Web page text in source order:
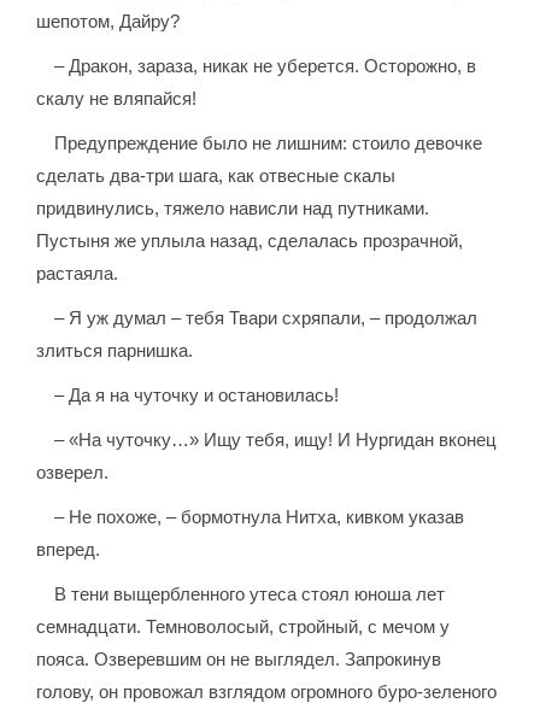
шепотом, Дайру?
– Дракон, зараза, никак не уберется. Осторожно, в
скалу не вляпайся!
Предупреждение было не лишним: стоило девочке
сделать два-три шага, как отвесные скалы
придвинулись, тяжело нависли над путниками.
Пустыня же уплыла назад, сделалась прозрачной,
растаяла.
– Я уж думал – тебя Твари схряпали, – продолжал
злиться парнишка.
– Да я на чуточку и остановилась!
– «На чуточку…» Ищу тебя, ищу! И Нургидан вконец
озверел.
– Не похоже, – бормотнула Нитха, кивком указав
вперед.
В тени выщербленного утеса стоял юноша лет
семнадцати. Темноволосый, стройный, с мечом у
пояса. Озверевшим он не выглядел. Запрокинув
голову, он провожал взглядом огромного буро-зеленого